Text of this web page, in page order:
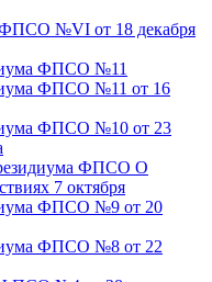
ФПСО №VI от 18 декабря
ФПСО №11
ФПСО №11 от 16
ФПСО №10 от 23
ФПСО О
7 октября
ФПСО №9 от 20
ФПСО №8 от 22